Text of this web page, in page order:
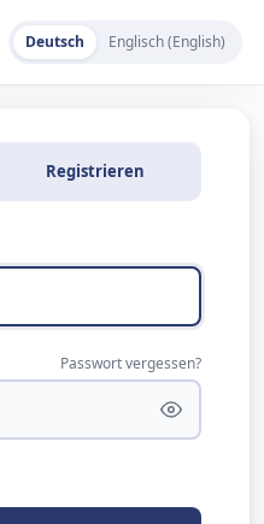
Deutsch Englisch (English)
Registrieren
Passwort vergessen?